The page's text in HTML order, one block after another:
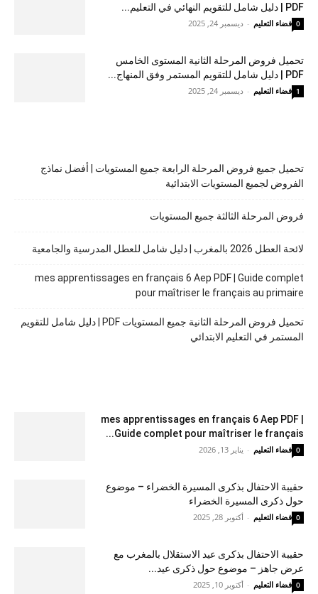
PDF | دليل شامل للتقويم النهائي في التعليم...
فضاء التعليم - ديسمبر 24, 2025 0
تحميل فروض المرحلة الثانية المستوى الخامس
PDF | دليل شامل للتقويم المستمر وفق المنهاج...
فضاء التعليم - ديسمبر 24, 2025 1
تحميل جميع فروض المرحلة الرابعة جميع المستويات | أفضل نماذج
الفروض لجميع المستويات الابتدائية
فروض المرحلة الثالثة جميع المستويات
لائحة العطل 2026 بالمغرب | دليل شامل للعطل المدرسية والجامعية
mes apprentissages en français 6 Aep PDF | Guide complet
pour maîtriser le français au primaire
تحميل فروض المرحلة الثانية جميع المستويات PDF | دليل شامل للتقويم
المستمر في التعليم الابتدائي
mes apprentissages en français 6 Aep PDF |
Guide complet pour maîtriser le français...
فضاء التعليم - يناير 13, 2026 0
حقيبة الاحتفال بذكرى المسيرة الخضراء – موضوع
حول ذكرى المسيرة الخضراء
فضاء التعليم - أكتوبر 28, 2025 0
حقيبة الاحتفال بذكرى عيد الاستقلال بالمغرب مع
عرض جاهز – موضوع حول ذكرى عيد...
فضاء التعليم - أكتوبر 10, 2025 0